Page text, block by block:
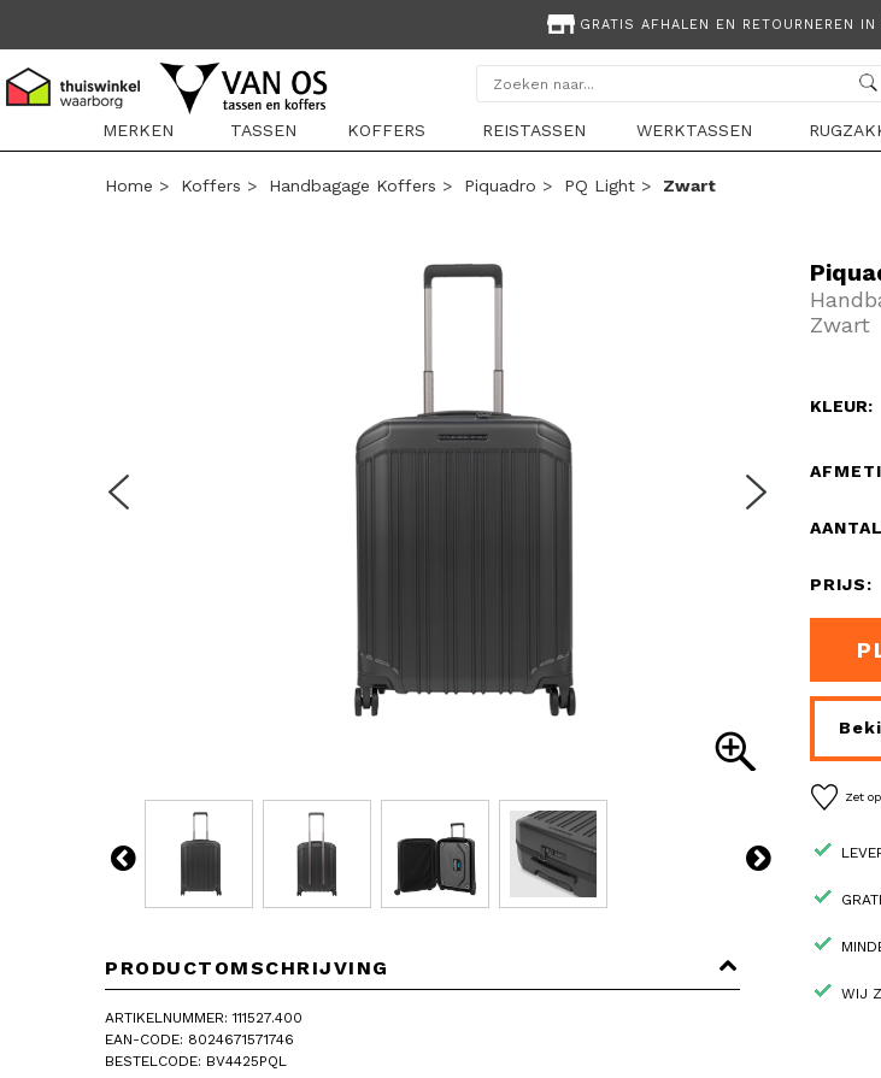
GRATIS AFHALEN EN RETOURNEREN
MERKEN
TASSEN KOFFERS REISTASSEN WERKTASSEN
Home > Koffers > Handbagage Koffers > Piquadro > PQ Light > Zwart
PRODUCTOMSCHRIJVING
ARTIKELNUMMER: 111527.400
EAN-CODE: 8024671571746
BESTELCODE: BV4425PQL
Zwart
KLEUR:
PRIJS:
Zet
WIJ